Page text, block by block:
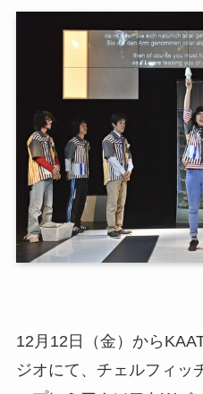
12月12日（金）から
ジオにて、チェルフィッ